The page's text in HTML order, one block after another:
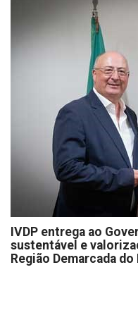
IVDP entrega ao
sustentável e
Região Demarcada do